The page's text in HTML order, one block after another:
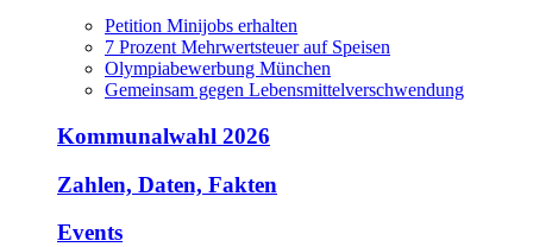
Petition Minijobs erhalten
7 Prozent Mehrwertsteuer auf Speisen
Olympiabewerbung München
Gemeinsam gegen Lebensmittelverschwendung
Kommunalwahl 2026
Zahlen, Daten, Fakten
Events